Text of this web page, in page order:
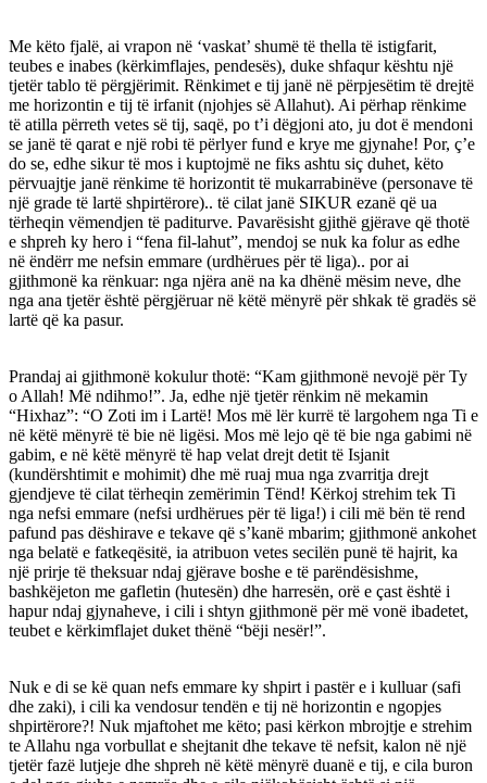
Me këto fjalë, ai vrapon në ‘vaskat’ shumë të thella të istigfarit,
teubes e inabes (kërkimflajes, pendesës), duke shfaqur kështu një
tjetër tablo të përgjërimit. Rënkimet e tij janë në përpjesëtim të drejtë
me horizontin e tij të irfanit (njohjes së Allahut). Ai përhap rënkime
të atilla përreth vetes së tij, saqë, po t’i dëgjoni ato, ju dot ë mendoni
se janë të qarat e një robi të përlyer fund e krye me gjynahe! Por, ç’e
do se, edhe sikur të mos i kuptojmë ne fiks ashtu siç duhet, këto
përvuajtje janë rënkime të horizontit të mukarrabinëve (personave të
një grade të lartë shpirtërore).. të cilat janë SIKUR ezanë që ua
tërheqin vëmendjen të paditurve. Pavarësisht gjithë gjërave që thotë
e shpreh ky hero i “fena fil-lahut”, mendoj se nuk ka folur as edhe
në ëndërr me nefsin emmare (urdhërues për të liga).. por ai
gjithmonë ka rënkuar: nga njëra anë na ka dhënë mësim neve, dhe
nga ana tjetër është përgjëruar në këtë mënyrë për shkak të gradës së
lartë që ka pasur.
Prandaj ai gjithmonë kokulur thotë: “Kam gjithmonë nevojë për Ty
o Allah! Më ndihmo!”. Ja, edhe një tjetër rënkim në mekamin
“Hixhaz”: “O Zoti im i Lartë! Mos më lër kurrë të largohem nga Ti e
në këtë mënyrë të bie në ligësi. Mos më lejo që të bie nga gabimi në
gabim, e në këtë mënyrë të hap velat drejt detit të Isjanit
(kundërshtimit e mohimit) dhe më ruaj mua nga zvarritja drejt
gjendjeve të cilat tërheqin zemërimin Tënd! Kërkoj strehim tek Ti
nga nefsi emmare (nefsi urdhërues për të liga!) i cili më bën të rend
pafund pas dëshirave e tekave që s’kanë mbarim; gjithmonë ankohet
nga belatë e fatkeqësitë, ia atribuon vetes secilën punë të hajrit, ka
një prirje të theksuar ndaj gjërave boshe e të parëndësishme,
bashkëjeton me gafletin (hutesën) dhe harresën, orë e çast është i
hapur ndaj gjynaheve, i cili i shtyn gjithmonë për më vonë ibadetet,
teubet e kërkimflajet duket thënë “bëji nesër!”.
Nuk e di se kë quan nefs emmare ky shpirt i pastër e i kulluar (safi
dhe zaki), i cili ka vendosur tendën e tij në horizontin e ngopjes
shpirtërore?! Nuk mjaftohet me këto; pasi kërkon mbrojtje e strehim
te Allahu nga vorbullat e shejtanit dhe tekave të nefsit, kalon në një
tjetër fazë lutjeje dhe shpreh në këtë mënyrë duanë e tij, e cila buron